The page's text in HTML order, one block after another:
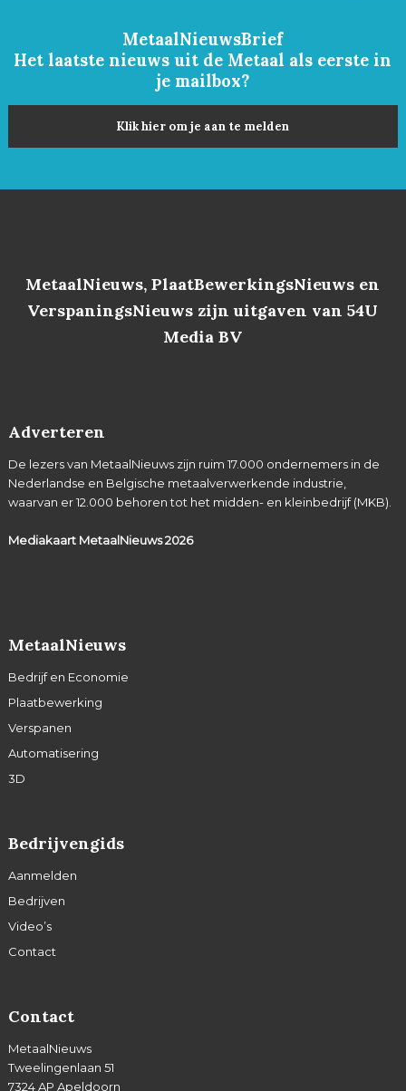
MetaalNieuwsBrief
Het laatste nieuws uit de Metaal als eerste in
je mailbox?
Klik hier om je aan te melden
MetaalNieuws, PlaatBewerkingsNieuws en
VerspaningsNieuws zijn uitgaven van 54U
Media BV
Adverteren
De lezers van MetaalNieuws zijn ruim 17.000 ondernemers in de
Nederlandse en Belgische metaalverwerkende industrie,
waarvan er 12.000 behoren tot het midden- en kleinbedrijf (MKB).
Mediakaart MetaalNieuws2026
MetaalNieuws
Bedrijf en Economie
Plaatbewerking
Verspanen
Automatisering
3D
Bedrijvengids
Aanmelden
Bedrijven
Video’s
Contact
Contact
MetaalNieuws
Tweelingenlaan 51
7324 AP Apeldoorn